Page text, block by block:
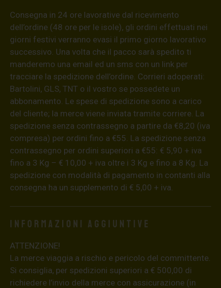
Consegna in 24 ore lavorative dal ricevimento
dell’ordine (48 ore per le isole), gli ordini effettuati nei
giorni festivi verranno evasi il primo giorno lavorativo
successivo. Una volta che il pacco sarà spedito ti
manderemo una email ed un sms con un link per
tracciare la spedizione dell’ordine. Corrieri adoperati:
Bartolini, GLS, TNT o il vostro se possedete un
abbonamento. Le spese di spedizione sono a carico
del cliente; la merce viene inviata tramite corriere. La
spedizione senza contrassegno a partire da €8,20 (iva
compresa) per ordini fino a €55. La spedizione senza
contrassegno per ordini superiori a €55: € 5,90 + iva
fino a 3 Kg – € 10,00 + iva oltre i 3 Kg e fino a 8 Kg. La
spedizione con modalità di pagamento in contanti alla
consegna ha un supplemento di € 5,00 + iva.
Informazioni aggiuntive
ATTENZIONE!
La merce viaggia a rischio e pericolo del committente.
Si consiglia, per spedizioni superiori a € 500,00 di
richiedere l’invio della merce con assicurazione (in